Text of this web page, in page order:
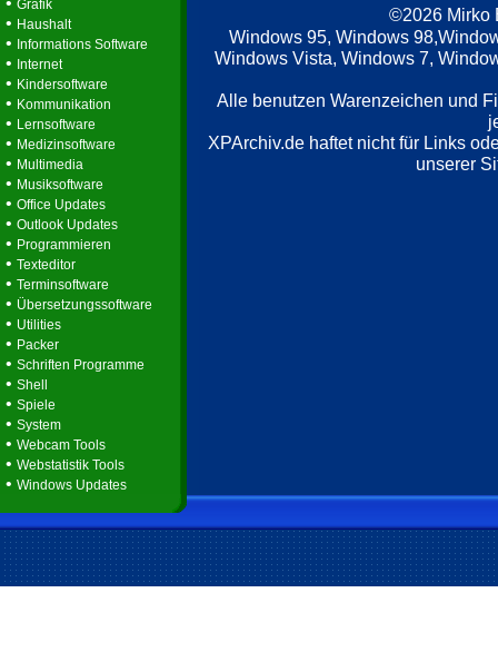
Grafik
• Haushalt
• Informations Software
• Internet
• Kindersoftware
• Kommunikation
• Lernsoftware
• Medizinsoftware
• Multimedia
• Musiksoftware
• Office Updates
• Outlook Updates
• Programmieren
• Texteditor
• Terminsoftware
• Übersetzungssoftware
• Utilities
• Packer
• Schriften Programme
• Shell
• Spiele
• System
• Webcam Tools
• Webstatistik Tools
• Windows Updates
©2026 Mirko
Windows 95, Windows
Windows Vista, Windows 7,
Alle benutzen Warenzeichen und
XPArchiv.de haftet nicht für Links
unserer